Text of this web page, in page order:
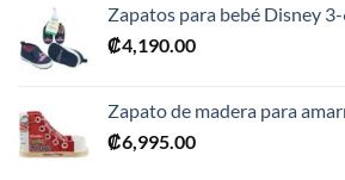
Zapatos para bebé Disney
₡4,190.00
Zapato de madera para
₡6,995.00